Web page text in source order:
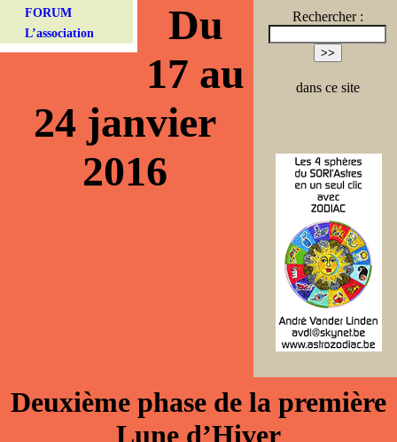
FORUM
L’association
Rechercher :
dans ce site
Du
17 au
24 janvier
2016
Deuxième phase de la première
Lune d’Hiver